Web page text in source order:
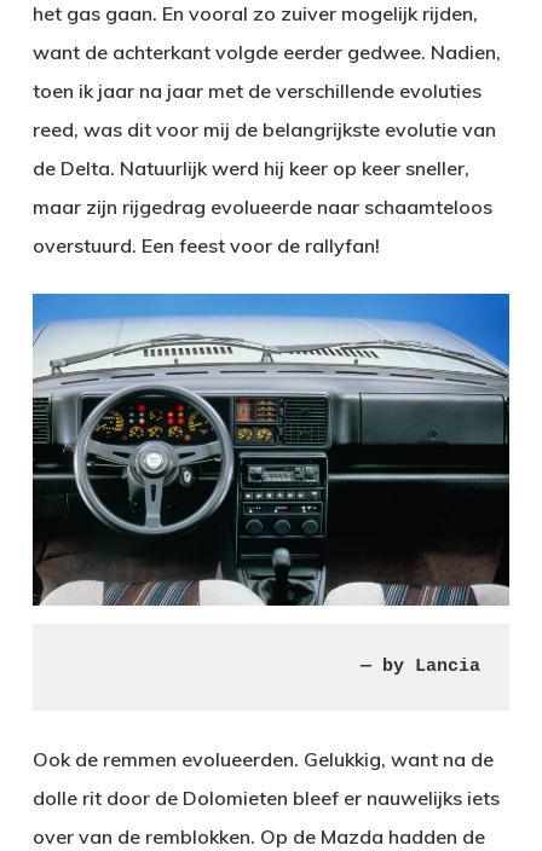
het gas gaan. En vooral zo zuiver mogelijk rijden,
want de achterkant volgde eerder gedwee. Nadien,
toen ik jaar na jaar met de verschillende evoluties
reed, was dit voor mij de belangrijkste evolutie van
de Delta. Natuurlijk werd hij keer op keer sneller,
maar zijn rijgedrag evolueerde naar schaamteloos
overstuurd. Een feest voor de rallyfan!
— by Lancia
Ook de remmen evolueerden. Gelukkig, want na de
dolle rit door de Dolomieten bleef er nauwelijks iets
over van de remblokken. Op de Mazda hadden de